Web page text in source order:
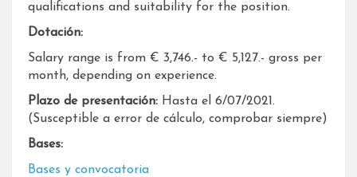
qualifications and suitability for the position.
Dotación:
Salary range is from € 3,746.- to € 5,127.- gross per
month, depending on experience.
Plazo de presentación: Hasta el 6/07/2021.
(Susceptible a error de cálculo, comprobar siempre)
Bases:
Bases y convocatoria